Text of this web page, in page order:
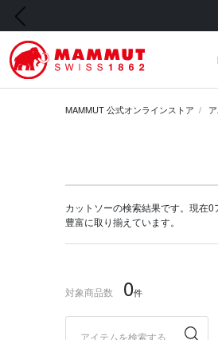
前の画像
MAMMUT 公式オンラインストア
カットソーの検索結果です。現在
豊富に取り揃えています。
対象商品数 0件